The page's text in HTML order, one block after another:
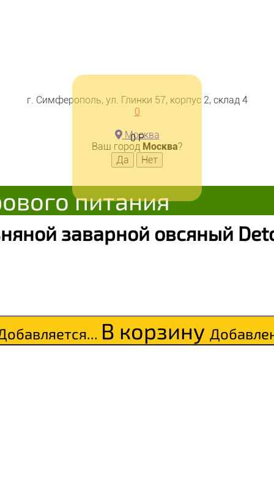
г. Симферополь, ул. Глинки 57, корпус 2, склад 4
0
0Р
Москва
Ваш город Москва?
питания
заварной овсяный
В корзину